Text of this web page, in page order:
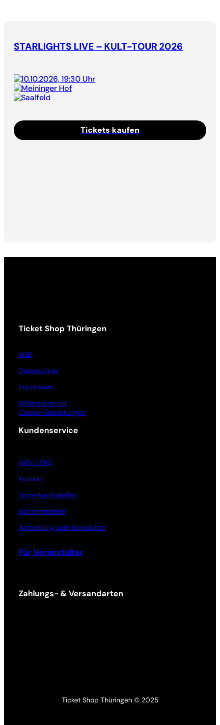
STARLIGHTS LIVE – KULT-TOUR 2026
10.10.2026, 19:30 Uhr
Meininger Hof
Saalfeld
Tickets kaufen
Ticket Shop Thüringen
AGB
Datenschutz
Impressum
Widerrufsrecht
Cookie-Einstellungen
Kundenservice
Hilfe / FAQ
Kontakt
Vorverkaufsstellen
Barrierefreiheit
Anmeldung zum Newsletter
Für Veranstalter
Zahlungs- & Versandarten
Ticket Shop Thüringen © 2025